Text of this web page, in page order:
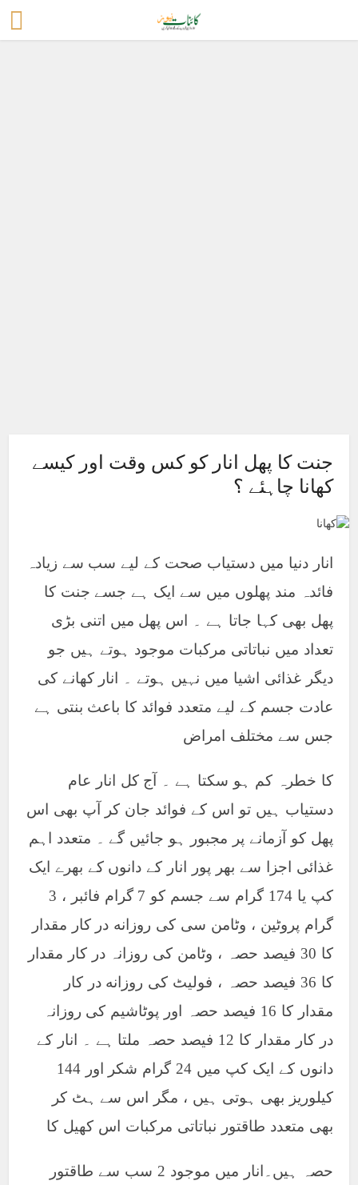
جنت کا پھل انار کو کس وقت اور کیسے
کھانا چاہئے ؟
انار دنیا میں دستیاب صحت کے لیے سب سے زیادہ
فائدہ مند پھلوں میں سے ایک ہے جسے جنت کا
پھل بھی کہا جاتا ہے ۔ اس پھل میں اتنی بڑی
تعداد میں نباتاتی مرکبات موجود ہوتے ہیں جو
دیگر غذائی اشیا میں نہیں ہوتے ۔ انار کھانے کی
عادت جسم کے لیے متعدد فوائد کا باعث بنتی ہے
جس سے مختلف امراض
کا خطرہ کم ہو سکتا ہے ۔ آج کل انار عام
دستیاب ہیں تو اس کے فوائد جان کر آپ بھی اس
پھل کو آزمانے پر مجبور ہو جائیں گے ۔ متعدد اہم
غذائی اجزا سے بھر پور انار کے دانوں کے بھرے ایک
کپ یا 174 گرام سے جسم کو 7 گرام فائبر ، 3
گرام پروٹین ، وٹامن سی کی روزانه در کار مقدار
کا 30 فیصد حصہ ، وٹامن کی روزانہ در کار مقدار
کا 36 فیصد حصہ ، فولیٹ کی روزانه در کار
مقدار کا 16 فیصد حصہ اور پوٹاشیم کی روزانہ
در کار مقدار کا 12 فیصد حصہ ملتا ہے ۔ انار کے
دانوں کے ایک کپ میں 24 گرام شکر اور 144
کیلوریز بھی ہوتی ہیں ، مگر اس سے ہٹ کر
بھی متعدد طاقتور نباتاتی مرکبات اس کھیل کا
حصہ ہیں۔انار میں موجود 2 سب سے طاقتور